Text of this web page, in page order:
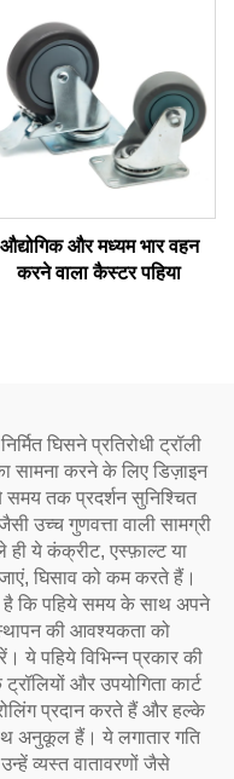
औद्योगिक और मध्यम भार वहन
करने वाला कैस्टर पहिया
घिसने प्रतिरोधी ट्रॉली
सामना करने के लिए डिज़ाइन
समय तक प्रदर्शन सुनिश्चित
उच्च गुणवत्ता वाली सामग्री
ही ये कंक्रीट, एस्फ़ाल्ट या
घिसाव को कम करते हैं।
है कि पहिये समय के साथ अपने
की आवश्यकता को
पहिये विभिन्न प्रकार की
और उपयोगिता कार्ट
प्रदान करते हैं और हल्के
अनुकूल हैं। ये लगातार गति
व्यस्त वातावरणों जैसे